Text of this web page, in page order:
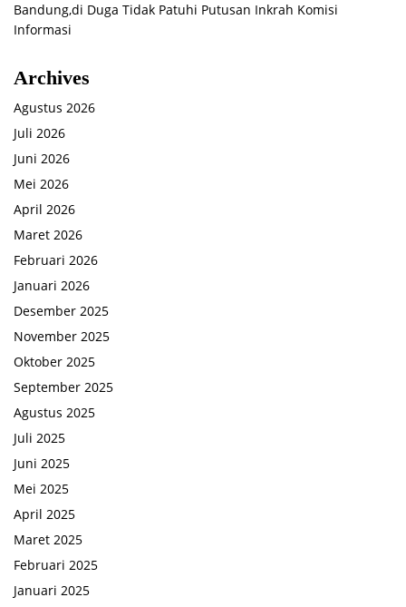
Bandung,di Duga Tidak Patuhi Putusan Inkrah Komisi
Informasi
Archives
Agustus 2026
Juli 2026
Juni 2026
Mei 2026
April 2026
Maret 2026
Februari 2026
Januari 2026
Desember 2025
November 2025
Oktober 2025
September 2025
Agustus 2025
Juli 2025
Juni 2025
Mei 2025
April 2025
Maret 2025
Februari 2025
Januari 2025